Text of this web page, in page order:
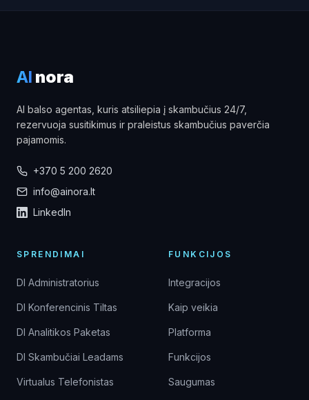
AI nora
AI balso agentas, kuris atsiliepia į skambučius 24/7,
rezervuoja susitikimus ir praleistus skambučius paverčia
pajamomis.
+370 5 200 2620
info@ainora.lt
LinkedIn
SPRENDIMAI
DI Administratorius
DI Konferencinis Tiltas
DI Analitikos Paketas
DI Skambučiai Leadams
Virtualus Telefonistas
FUNKCIJOS
Integracijos
Kaip veikia
Platforma
Funkcijos
Saugumas